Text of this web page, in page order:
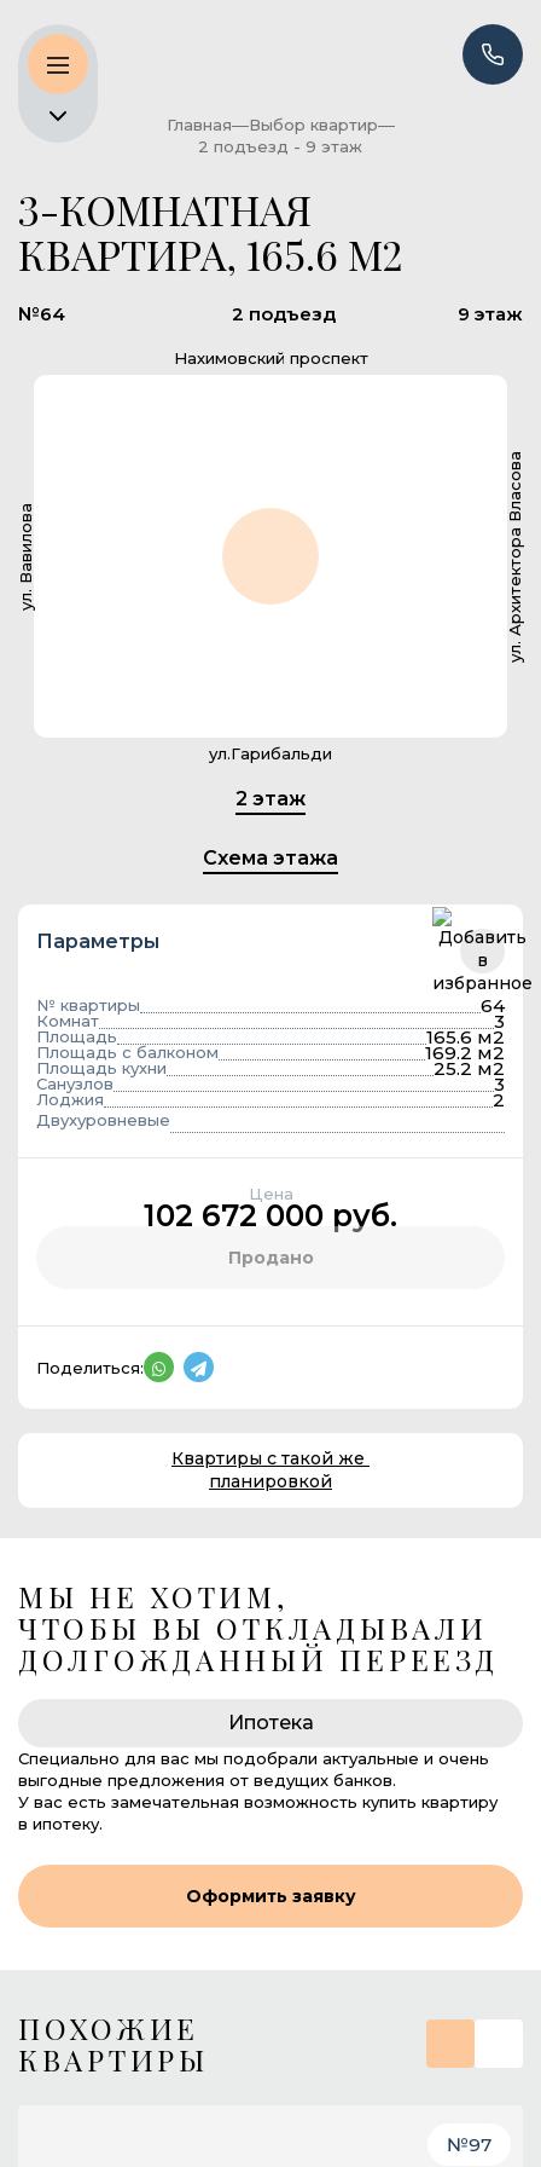
Главная
Выбор квартир
2 подъезд - 9 этаж
3-КОМНАТНАЯ
КВАРТИРА, 165.6 М2
№64 2 подъезд 9 этаж
Квартиры с такой же
планировкой
ул. Вавилова
Нахимовский проспект
ул.Гарибальди
ул. Архитектора Власова
2 этаж
Схема этажа
Параметры
№ квартиры 64
Комнат 3
Площадь 165.6 м2
Площадь с балконом 169.2 м2
Площадь кухни 25.2 м2
Санузлов 3
Лоджия 2
Двухуровневые
Цена
102 672 000 руб.
Продано
Поделиться:
МЫ НЕ ХОТИМ,
ЧТОБЫ ВЫ ОТКЛАДЫВАЛИ
ДОЛГОЖДАННЫЙ ПЕРЕЕЗД
Ипотека
Специально для вас мы подобрали актуальные и очень
выгодные предложения от ведущих банков.
У вас есть замечательная возможность купить квартиру
в ипотеку.
Оформить заявку
ПОХОЖИЕ
КВАРТИРЫ
№97